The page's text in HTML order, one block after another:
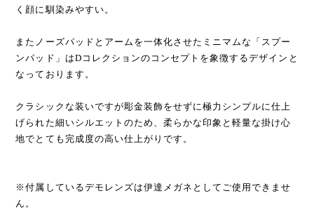
く顔に馴染みやすい。
またノーズパッドとアームを一体化させたミニマムな「スプー
ンパッド」はDコレクションのコンセプトを象徴するデザインと
なっております。
クラシックな装いですが彫金装飾をせずに極力シンプルに仕上
げられた細いシルエットのため、柔らかな印象と軽量な掛け心
地でとても完成度の高い仕上がりです。
※付属しているデモレンズは伊達メガネとしてご使用できませ
ん。